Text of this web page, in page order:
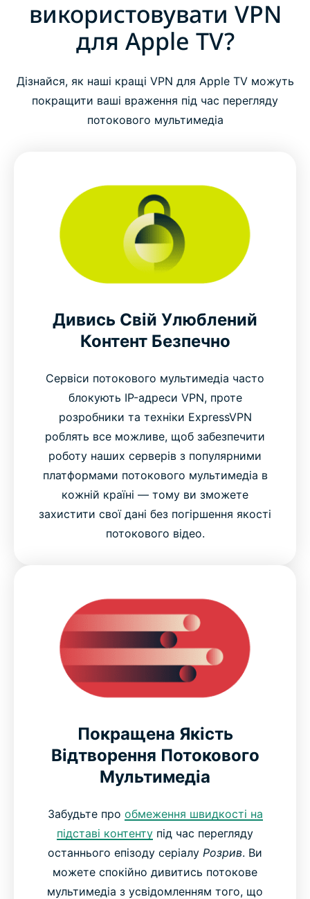
використовувати VPN
для Apple TV?
Дізнайся, як наші кращі VPN для Apple TV можуть
покращити ваші враження під час перегляду
потокового мультимедіа
Дивись Свій Улюблений
Контент Безпечно
Сервіси потокового мультимедіа часто
блокують IP-адреси VPN, проте
розробники та техніки ExpressVPN
роблять все можливе, щоб забезпечити
роботу наших серверів з популярними
платформами потокового мультимедіа в
кожній країні — тому ви зможете
захистити свої дані без погіршення якості
потокового відео.
Покращена Якість
Відтворення Потокового
Мультимедіа
Забудьте про обмеження швидкості на
підставі контенту під час перегляду
останнього епізоду серіалу Розрив. Ви
можете спокійно дивитись потокове
мультимедіа з усвідомленням того, що